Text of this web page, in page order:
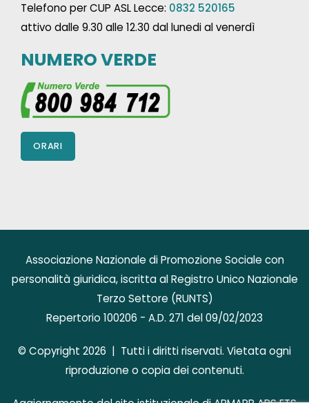
Telefono per CUP ASL Lecce: 0832 520165
attivo dalle 9.30 alle 12.30 dal lunedi al venerdì
NUMERO VERDE
ORARI
Associazione Nazionale di Promozione Sociale con
personalità giuridica, iscritta al Registro Unico Nazionale
Terzo Settore (RUNTS)
Repertorio 100206 - A.D. 271 del 09/02/2023
© Copyright 2026 | Tutti i diritti riservati. Vietata ogni
riproduzione o copia dei contenuti.